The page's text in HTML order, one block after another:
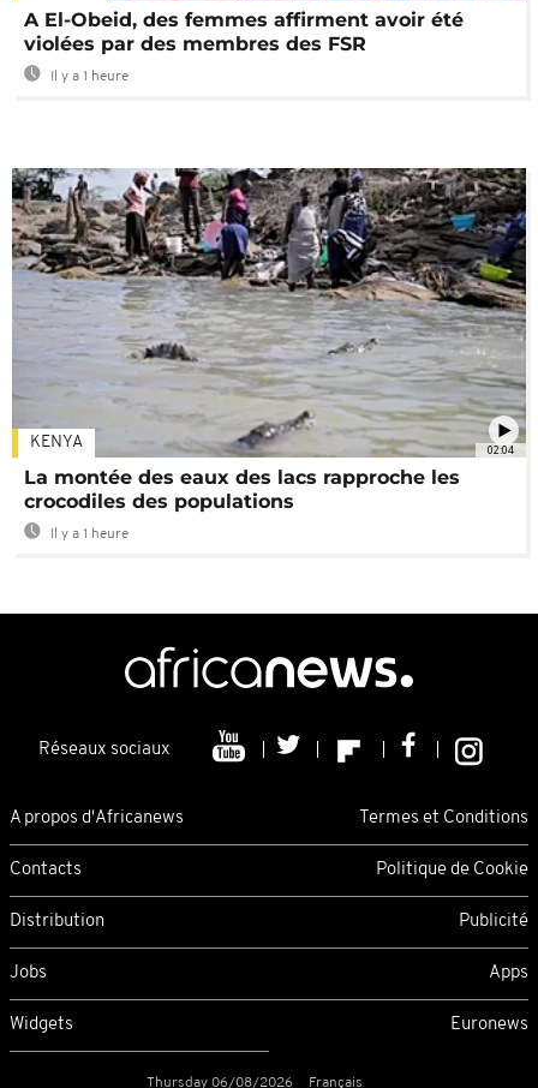
A El-Obeid, des femmes affirment avoir été
violées par des membres des FSR
Il y a 1 heure
02:04
KENYA
La montée des eaux des lacs rapproche les
crocodiles des populations
Il y a 1 heure
Réseaux sociaux
A propos d'Africanews Termes et Conditions
Contacts Politique de Cookie
Distribution Publicité
Jobs Apps
Widgets Euronews
Thursday 06/08/2026